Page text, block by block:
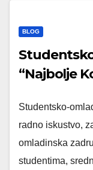
BLOG
“Najbolje
Studentsko-
radno iskustvo,
omladinska
studentima,